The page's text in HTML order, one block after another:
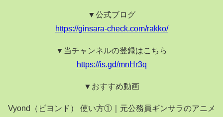
▼公式ブログ
https://ginsara-check.com/rakko/
▼当チャンネルの登録はこちら
https://is.gd/mnHr3q
▼おすすめ動画
Vyond（ビヨンド） 使い方①｜元公務員ギンサラのアニメ